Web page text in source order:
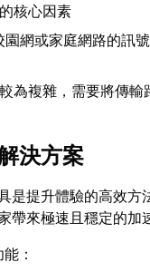
核心因素
網或家庭網路的訊
為複雜，需要將傳
決方案
是提升體驗的高效方
來極速且穩定的加
：